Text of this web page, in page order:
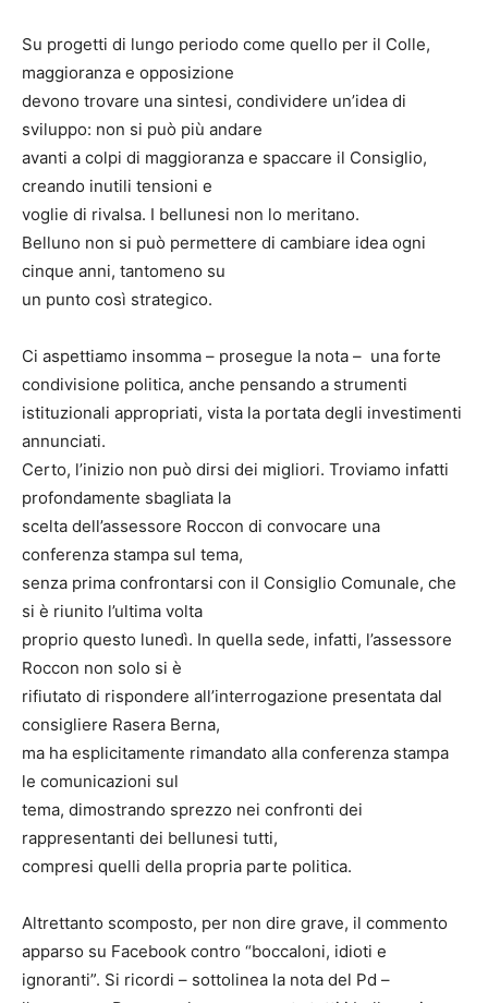
Su progetti di lungo periodo come quello per il Colle,
maggioranza e opposizione
devono trovare una sintesi, condividere un’idea di
sviluppo: non si può più andare
avanti a colpi di maggioranza e spaccare il Consiglio,
creando inutili tensioni e
voglie di rivalsa. I bellunesi non lo meritano.
Belluno non si può permettere di cambiare idea ogni
cinque anni, tantomeno su
un punto così strategico.
Ci aspettiamo insomma – prosegue la nota – una forte
condivisione politica, anche pensando a strumenti
istituzionali appropriati, vista la portata degli investimenti
annunciati.
Certo, l’inizio non può dirsi dei migliori. Troviamo infatti
profondamente sbagliata la
scelta dell’assessore Roccon di convocare una
conferenza stampa sul tema,
senza prima confrontarsi con il Consiglio Comunale, che
si è riunito l’ultima volta
proprio questo lunedì. In quella sede, infatti, l’assessore
Roccon non solo si è
rifiutato di rispondere all’interrogazione presentata dal
consigliere Rasera Berna,
ma ha esplicitamente rimandato alla conferenza stampa
le comunicazioni sul
tema, dimostrando sprezzo nei confronti dei
rappresentanti dei bellunesi tutti,
compresi quelli della propria parte politica.
Altrettanto scomposto, per non dire grave, il commento
apparso su Facebook contro “boccaloni, idioti e
ignoranti”. Si ricordi – sottolinea la nota del Pd –